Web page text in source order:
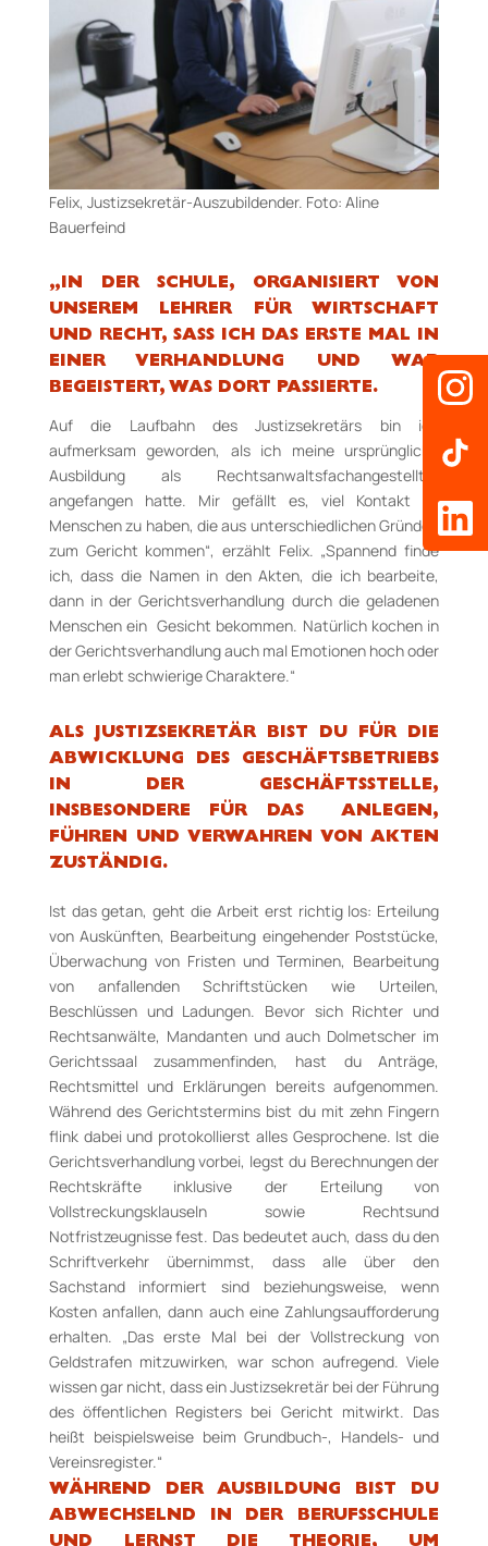
Felix, Justizsekretär-Auszubildender. Foto: Aline
Bauerfeind
„IN DER SCHULE, ORGANISIERT VON
UNSEREM LEHRER FÜR WIRTSCHAFT
UND RECHT, SASS ICH DAS ERSTE MAL IN E
INER VERHANDLUNG UND WAR B
EGEISTERT, WAS DORT PASSIERTE.
Auf die Laufbahn des Justizsekretärs bin ich
aufmerksam geworden, als ich meine ursprüngliche
Ausbildung als Rechtsanwaltsfachangestellter
angefangen hatte. Mir gefällt es, viel Kontakt zu
Menschen zu haben, die aus unterschiedlichen Gründen
zum Gericht kommen“, erzählt Felix. „Spannend finde
ich, dass die Namen in den Akten, die ich bearbeite,
dann in der Gerichtsverhandlung durch die geladenen
Menschen ein Gesicht bekommen. Natürlich kochen in
der Gerichtsverhandlung auch mal Emotionen hoch oder
man erlebt schwierige Charaktere.“
ALS JUSTIZSEKRETÄR BIST DU FÜR DIE
ABWICKLUNG DES GESCHÄFTSBETRIEBS
IN DER GESCHÄFTSSTELLE,
INSBESONDERE FÜR DAS ANLEGEN,
FÜHREN UND VERWAHREN VON AKTEN
ZUSTÄNDIG.
Ist das getan, geht die Arbeit erst richtig los: Erteilung
von Auskünften, Bearbeitung eingehender Poststücke,
Überwachung von Fristen und Terminen, Bearbeitung
von anfallenden Schriftstücken wie Urteilen,
Beschlüssen und Ladungen. Bevor sich Richter und
Rechtsanwälte, Mandanten und auch Dolmetscher im
Gerichtssaal zusammenfinden, hast du Anträge,
Rechtsmittel und Erklärungen bereits aufgenommen.
Während des Gerichtstermins bist du mit zehn Fingern
flink dabei und protokollierst alles Gesprochene. Ist die
Gerichtsverhandlung vorbei, legst du Berechnungen der
Rechtskräfte inklusive der Erteilung von
Vollstreckungsklauseln sowie Rechtsund
Notfristzeugnisse fest. Das bedeutet auch, dass du den
Schriftverkehr übernimmst, dass alle über den
Sachstand informiert sind beziehungsweise, wenn
Kosten anfallen, dann auch eine Zahlungsaufforderung
erhalten. „Das erste Mal bei der Vollstreckung von
Geldstrafen mitzuwirken, war schon aufregend. Viele
wissen gar nicht, dass ein Justizsekretär bei der Führung
des öffentlichen Registers bei Gericht mitwirkt. Das
heißt beispielsweise beim Grundbuch-, Handels- und
Vereinsregister.“
WÄHREND DER AUSBILDUNG BIST DU
ABWECHSELND IN DER BERUFSSCHULE